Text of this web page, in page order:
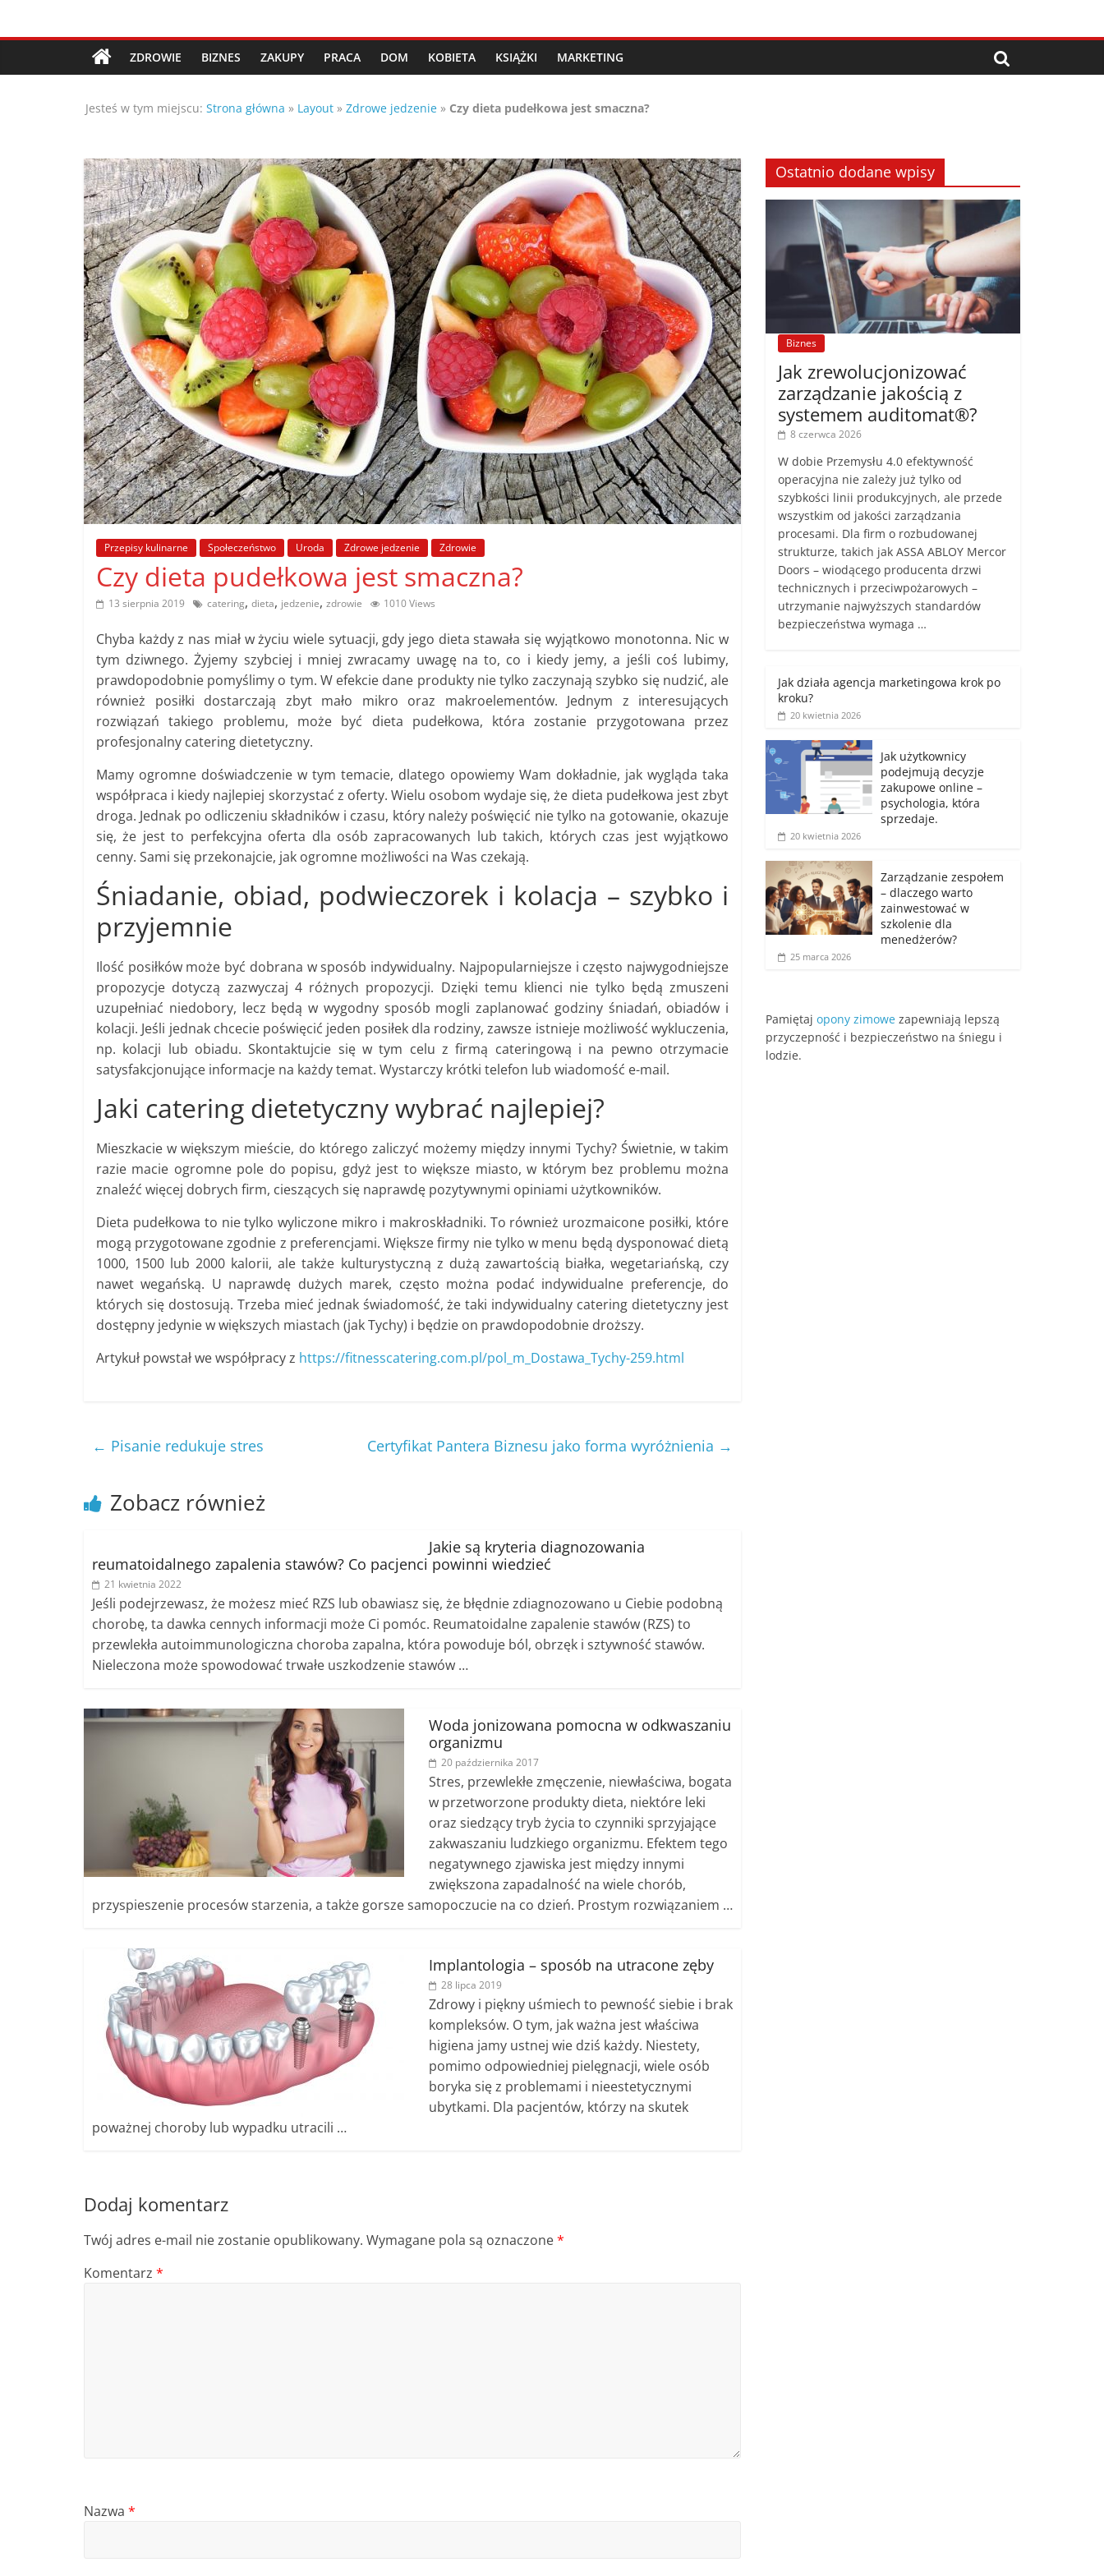
Porady,
wskazówki
oraz
ciekawe
rady
–
poznaj
te
poradniki.
Porady
–
praktyczne
porady
i
wskazówki
poradniki
każdy
temat
ZDROWIE BIZNES ZAKUPY PRACA DOM KOBIETA KSIĄŻKI MARKETING
Jesteś w tym miejscu: Strona główna » Layout » Zdrowe jedzenie » Czy dieta pudełkowa jest smaczna?
Przepisy kulinarne Społeczeństwo Uroda Zdrowe jedzenie Zdrowie
Czy dieta pudełkowa jest smaczna?
13 sierpnia 2019 catering, dieta, jedzenie, zdrowie 1010 Views
Chyba każdy z nas miał w życiu wiele sytuacji, gdy jego dieta stawała się wyjątkowo monotonna. Nic w
tym dziwnego. Żyjemy szybciej i mniej zwracamy uwagę na to, co i kiedy jemy, a jeśli coś lubimy,
prawdopodobnie pomyślimy o tym. W efekcie dane produkty nie tylko zaczynają szybko się nudzić, ale
również posiłki dostarczają zbyt mało mikro oraz makroelementów. Jednym z interesujących
rozwiązań takiego problemu, może być dieta pudełkowa, która zostanie przygotowana przez
profesjonalny catering dietetyczny.
Mamy ogromne doświadczenie w tym temacie, dlatego opowiemy Wam dokładnie, jak wygląda taka
współpraca i kiedy najlepiej skorzystać z oferty. Wielu osobom wydaje się, że dieta pudełkowa jest zbyt
droga. Jednak po odliczeniu składników i czasu, który należy poświęcić nie tylko na gotowanie, okazuje
się, że jest to perfekcyjna oferta dla osób zapracowanych lub takich, których czas jest wyjątkowo
cenny. Sami się przekonajcie, jak ogromne możliwości na Was czekają.
Śniadanie, obiad, podwieczorek i kolacja – szybko i
przyjemnie
Ilość posiłków może być dobrana w sposób indywidualny. Najpopularniejsze i często najwygodniejsze
propozycje dotyczą zazwyczaj 4 różnych propozycji. Dzięki temu klienci nie tylko będą zmuszeni
uzupełniać niedobory, lecz będą w wygodny sposób mogli zaplanować godziny śniadań, obiadów i
kolacji. Jeśli jednak chcecie poświęcić jeden posiłek dla rodziny, zawsze istnieje możliwość wykluczenia,
np. kolacji lub obiadu. Skontaktujcie się w tym celu z firmą cateringową i na pewno otrzymacie
satysfakcjonujące informacje na każdy temat. Wystarczy krótki telefon lub wiadomość e-mail.
Jaki catering dietetyczny wybrać najlepiej?
Mieszkacie w większym mieście, do którego zaliczyć możemy między innymi Tychy? Świetnie, w takim
razie macie ogromne pole do popisu, gdyż jest to większe miasto, w którym bez problemu można
znaleźć więcej dobrych firm, cieszących się naprawdę pozytywnymi opiniami użytkowników.
Dieta pudełkowa to nie tylko wyliczone mikro i makroskładniki. To również urozmaicone posiłki, które
mogą przygotowane zgodnie z preferencjami. Większe firmy nie tylko w menu będą dysponować dietą
1000, 1500 lub 2000 kalorii, ale także kulturystyczną z dużą zawartością białka, wegetariańską, czy
nawet wegańską. U naprawdę dużych marek, często można podać indywidualne preferencje, do
których się dostosują. Trzeba mieć jednak świadomość, że taki indywidualny catering dietetyczny jest
dostępny jedynie w większych miastach (jak Tychy) i będzie on prawdopodobnie droższy.
Artykuł powstał we współpracy z https://fitnesscatering.com.pl/pol_m_Dostawa_Tychy-259.html
← Pisanie redukuje stres Certyfikat Pantera Biznesu jako forma wyróżnienia →
Zobacz również
Jakie są kryteria diagnozowania
reumatoidalnego zapalenia stawów? Co pacjenci powinni wiedzieć
21 kwietnia 2022
Jeśli podejrzewasz, że możesz mieć RZS lub obawiasz się, że błędnie zdiagnozowano u Ciebie podobną
chorobę, ta dawka cennych informacji może Ci pomóc. Reumatoidalne zapalenie stawów (RZS) to
przewlekła autoimmunologiczna choroba zapalna, która powoduje ból, obrzęk i sztywność stawów.
Nieleczona może spowodować trwałe uszkodzenie stawów …
Woda jonizowana pomocna w odkwaszaniu
organizmu
20 października 2017
Stres, przewlekłe zmęczenie, niewłaściwa, bogata
w przetworzone produkty dieta, niektóre leki
oraz siedzący tryb życia to czynniki sprzyjające
zakwaszaniu ludzkiego organizmu. Efektem tego
negatywnego zjawiska jest między innymi
zwiększona zapadalność na wiele chorób,
przyspieszenie procesów starzenia, a także gorsze samopoczucie na co dzień. Prostym rozwiązaniem …
Implantologia – sposób na utracone zęby
28 lipca 2019
Zdrowy i piękny uśmiech to pewność siebie i brak
kompleksów. O tym, jak ważna jest właściwa
higiena jamy ustnej wie dziś każdy. Niestety,
pomimo odpowiedniej pielęgnacji, wiele osób
boryka się z problemami i nieestetycznymi
ubytkami. Dla pacjentów, którzy na skutek
poważnej choroby lub wypadku utracili …
Dodaj komentarz
Twój adres e-mail nie zostanie opublikowany. Wymagane pola są oznaczone*
Komentarz *
Nazwa *
Ostatnio dodane wpisy
Biznes
Jak zrewolucjonizować
zarządzanie jakością z
systemem auditomat®?
8 czerwca 2026
W dobie Przemysłu 4.0 efektywność
operacyjna nie zależy już tylko od
szybkości linii produkcyjnych, ale przede
wszystkim od jakości zarządzania
procesami. Dla firm o rozbudowanej
strukturze, takich jak ASSA ABLOY Mercor
Doors – wiodącego producenta drzwi
technicznych i przeciwpożarowych –
utrzymanie najwyższych standardów
bezpieczeństwa wymaga …
Jak działa agencja marketingowa krok po
kroku?
20 kwietnia 2026
Jak użytkownicy
podejmują decyzje
zakupowe online –
psychologia, która
sprzedaje.
20 kwietnia 2026
Zarządzanie zespołem
– dlaczego warto
zainwestować w
szkolenie dla
menedżerów?
25 marca 2026
Pamiętaj opony zimowe zapewniają lepszą
przyczepność i bezpieczeństwo na śniegu i
lodzie.